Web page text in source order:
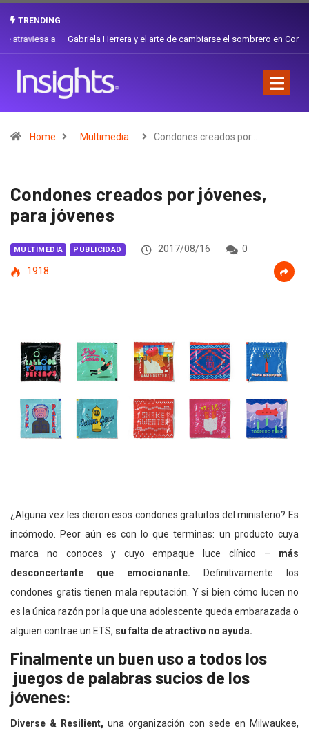
TRENDING
Gabriela Herrera y el arte de cambiarse el sombrero en Corporación
Home Multimedia Condones creados por…
Condones creados por jóvenes,
para jóvenes
MULTIMEDIA PUBLICIDAD 2017/08/16
0
1918
¿Alguna vez les dieron esos condones gratuitos del ministerio? Es
incómodo. Peor aún es con lo que terminas: un producto cuya
marca no conoces y cuyo empaque luce clínico – más
desconcertante que emocionante.
Definitivamente los
condones gratis tienen mala reputación. Y si bien cómo lucen no
es la única razón por la que una adolescente queda embarazada o
alguien contrae un ETS, su falta de atractivo no ayuda.
Finalmente un buen uso a todos los
juegos de palabras sucios de los
jóvenes:
Diverse & Resilient, una organización con sede en Milwaukee,